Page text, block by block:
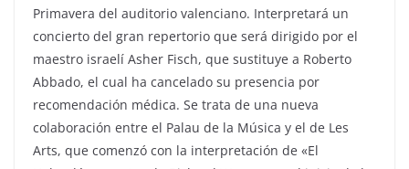
Primavera del auditorio valenciano. Interpretará un
concierto del gran repertorio que será dirigido por el
maestro israelí Asher Fisch, que sustituye a Roberto
Abbado, el cual ha cancelado su presencia por
recomendación médica. Se trata de una nueva
colaboración entre el Palau de la Música y el de Les
Arts, que comenzó con la interpretación de «El